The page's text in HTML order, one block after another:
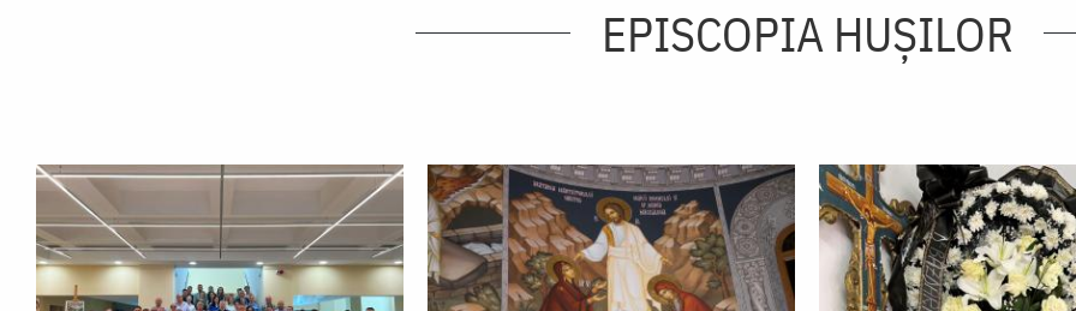
EPISCOPIA HUŞILOR